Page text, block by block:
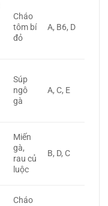
Cháo
tôm bí
đỏ
A, B6, D
Súp
ngô
gà
A, C, E
Miến
gà,
rau củ
luộc
B, D, C
Cháo